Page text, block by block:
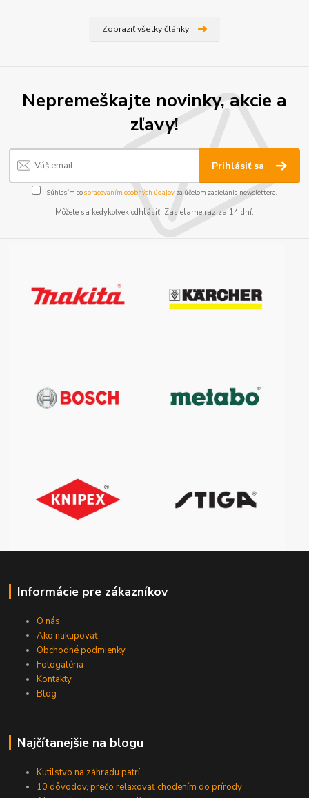
Zobraziť všetky články
Nepremeškajte novinky, akcie a
zľavy!
Prihlásiť sa
Súhlasím sospracovaním osobných údajov za účelom zasielania newslettera.
Môžete sa kedykoľvek odhlásiť. Zasielame raz za 14 dní.
Informácie pre zákazníkov
O nás
Ako nakupovať
Obchodné podmienky
Fotogaléria
Kontakty
Blog
Najčítanejšie na blogu
Kutilstvo na záhradu patrí
10 dôvodov, prečo relaxovať chodením do prírody